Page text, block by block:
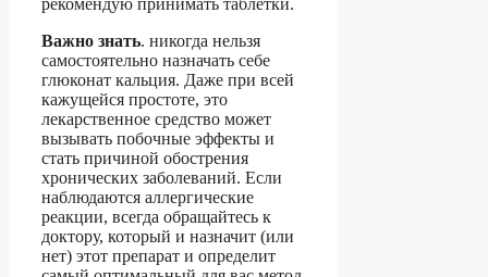
рекомендую принимать таблетки.
Важно знать. никогда нельзя
самостоятельно назначать себе
глюконат кальция. Даже при всей
кажущейся простоте, это
лекарственное средство может
вызывать побочные эффекты и
стать причиной обострения
хронических заболеваний. Если
наблюдаются аллергические
реакции, всегда обращайтесь к
доктору, который и назначит (или
нет) этот препарат и определит